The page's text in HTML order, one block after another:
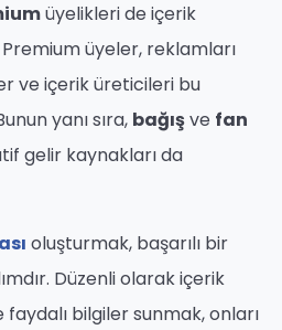
üyelikleri de içerik
üyeler, reklamları
ve içerik üreticileri bu
yanı sıra, bağışve fan
gelir kaynakları da
oluşturmak, başarılı bir
Düzenli olarak içerik
bilgiler sunmak, onları